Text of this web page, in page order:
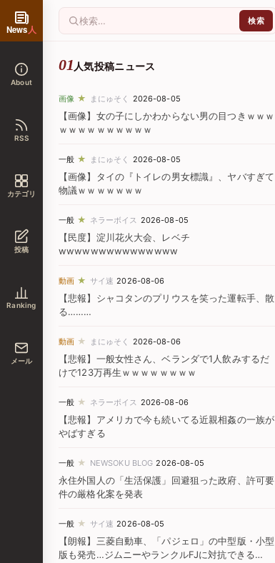
News人
About
RSS
カテゴリ
投稿
Ranking
メール
人気投稿ニュース
画像 ★ まにゅそく 2026-08-05
【画像】女の子にしかわからない男の目つきｗｗｗ
ｗｗｗｗｗｗｗｗｗｗ
一般 ★ まにゅそく 2026-08-05
【画像】タイの『トイレの男女標識』、ヤバすぎて
物議ｗｗｗｗｗｗｗ
一般 ★ ネラーボイス 2026-08-05
【民度】淀川花火大会、レベチ
wwwwwwwwwwwwwww
動画 ★ サイ速 2026-08-06
【悲報】シャコタンのプリウスを笑った運転手、散
る………
動画 ★ まにゅそく 2026-08-06
【悲報】一般女性さん、ベランダで1人飲みするだ
けで123万再生ｗｗｗｗｗｗｗｗ
一般 ★ ネラーボイス 2026-08-06
【悲報】アメリカで今も続いてる近親相姦の一族が
やばすぎる
一般 ★ NEWSOKU BLOG 2026-08-05
永住外国人の「生活保護」回避狙った政府、許可要
件の厳格化案を発表
一般 ★ サイ速 2026-08-05
【朗報】三菱自動車、「パジェロ」の中型版・小型
版も発売…ジムニーやランクルFJに対抗できる